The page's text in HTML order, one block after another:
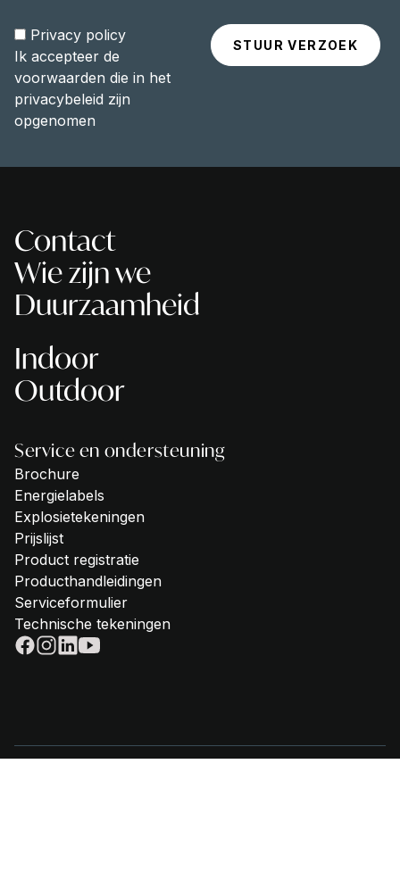
Privacy policy
Ik accepteer de
voorwaarden die in het
privacybeleid zijn
opgenomen
Contact
Wie zijn we
Duurzaamheid
Indoor
Outdoor
Service en ondersteuning
Brochure
Energielabels
Explosietekeningen
Prijslijst
Product registratie
Producthandleidingen
Serviceformulier
Technische tekeningen